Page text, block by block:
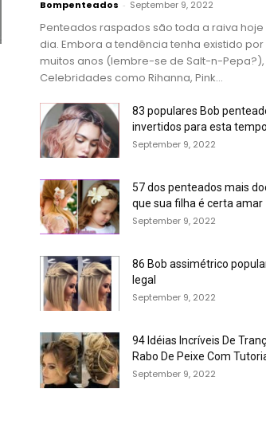
Bompenteados - September 9, 2022
Penteados raspados são toda a raiva hoje
dia. Embora a tendência tenha existido por
muitos anos (lembre-se de Salt-n-Pepa?),
Celebridades como Rihanna, Pink...
83 populares Bob
invertidos para esta
September 9, 2022
57 dos penteados mais
que sua filha é certa amar
September 9, 2022
86 Bob assimétrico
legal
September 9, 2022
94 Idéias Incríveis De
Rabo De Peixe Com
September 9, 2022